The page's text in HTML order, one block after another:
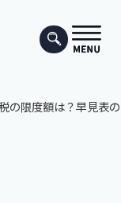
の限度額は？早見表